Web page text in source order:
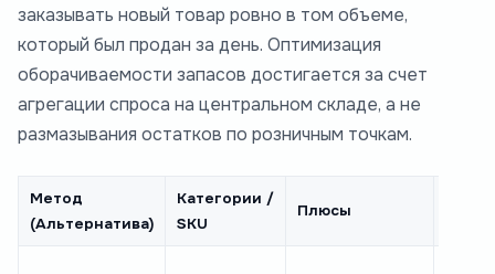
заказывать новый товар ровно в том объеме,
который был продан за день. Оптимизация
оборачиваемости запасов достигается за счет
агрегации спроса на центральном складе, а не
размазывания остатков по розничным точкам.
Метод
(Альтернатива)
Категории /
SKU
Плюсы